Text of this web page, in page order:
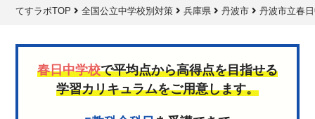
てすラボTOP 全国公立中学校別対策 兵庫県 丹波市 丹波市立春
春日中学校で平均点から高得点を目指せる
学習カリキュラムをご用意します。